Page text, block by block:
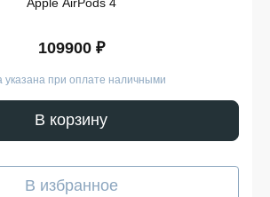
109900 ₽
указана при оплате наличными
В корзину
В избранное